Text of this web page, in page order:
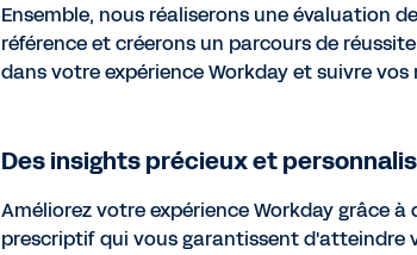
Ensemble, nous réaliserons une évaluation
référence et créerons un parcours de
dans votre expérience Workday et suivre vos
Des insights précieux et
Améliorez votre expérience Workday grâce
prescriptif qui vous garantissent d'atteindre